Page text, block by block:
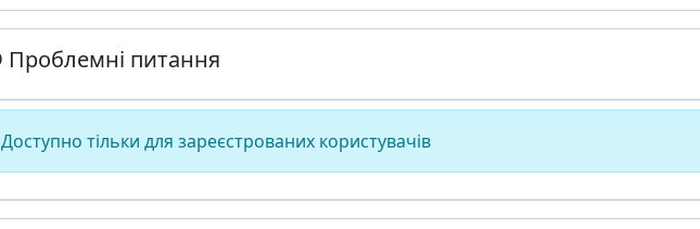
Проблемні питання
Доступно тільки для зареєстрованих користувачів